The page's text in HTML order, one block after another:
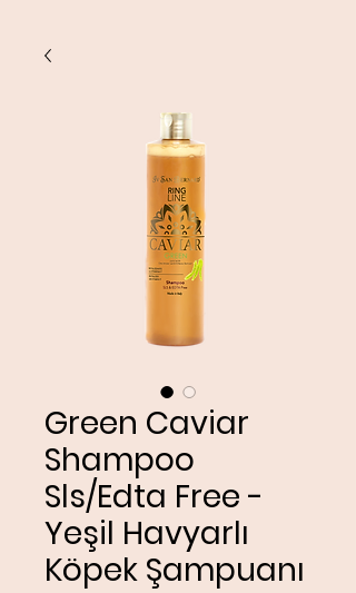
Green Caviar
Shampoo
Sls/Edta Free -
Yeşil Havyarlı
Köpek Şampuanı